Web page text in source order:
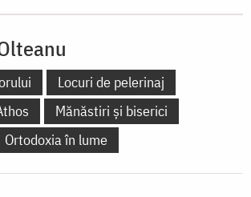
Locuri de pelerinaj
Mănăstiri și biserici
Ortodoxia în lume